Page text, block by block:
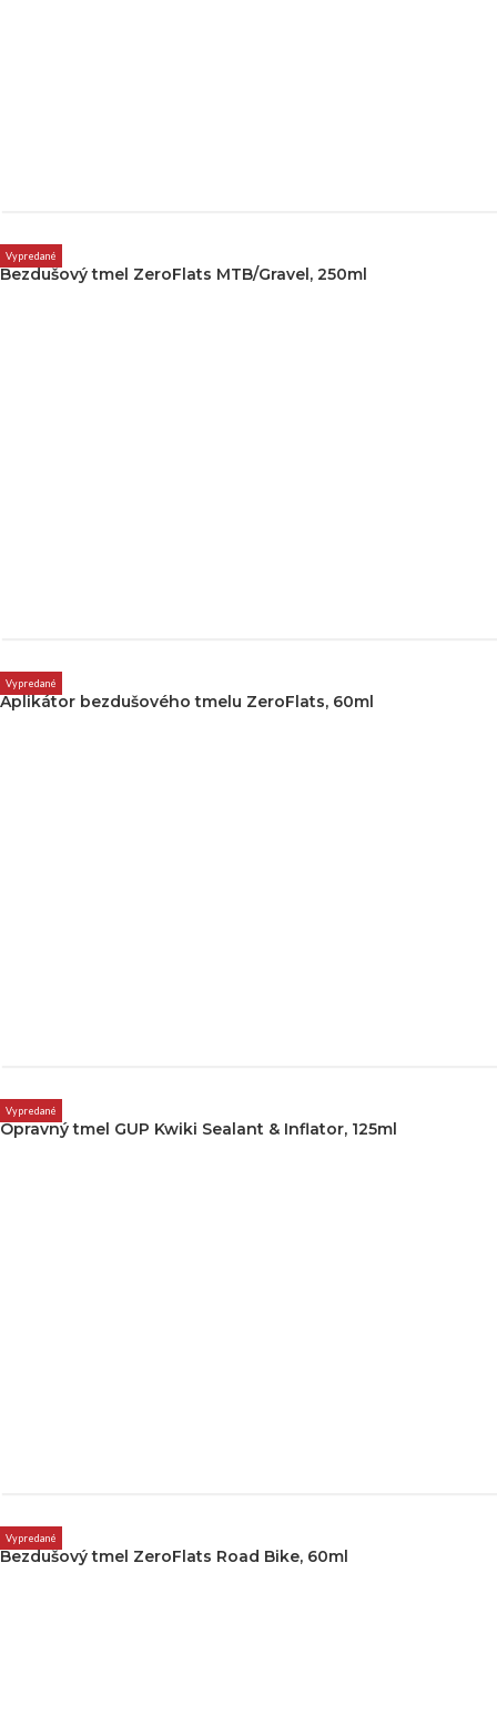
Vypredané
Bezdušový tmel ZeroFlats MTB/Gravel, 250ml
Vypredané
Aplikátor bezdušového tmelu ZeroFlats, 60ml
Vypredané
Opravný tmel GUP Kwiki Sealant & Inflator, 125ml
Vypredané
Bezdušový tmel ZeroFlats Road Bike, 60ml